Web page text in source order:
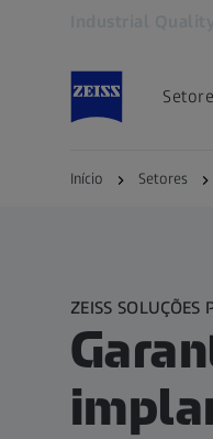
Início Setores
ZEISS